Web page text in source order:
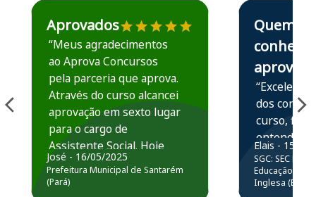
Estudante José recomenda o Aprova Concursos em
Aprovados
“Meus agradecimentos
ao Aprova Concursos
pela parceria que aprova.
Através do curso alcancei
aprovação em sexto lugar
para o cargo de
Assistente Social. Hoje
estou atuando na
Prefeitura de Santarém.
José - 16/05/2025
Prefeitura Municipal de Santarém
(Pará)
Estudante Elais
Quem
conhece,
aprova
“Excelente
dos
curso,
entender e
prática
resolução
questões.”
Elais - 15/07/
SGC: SEC BA
Educação
Inglesa (Edital